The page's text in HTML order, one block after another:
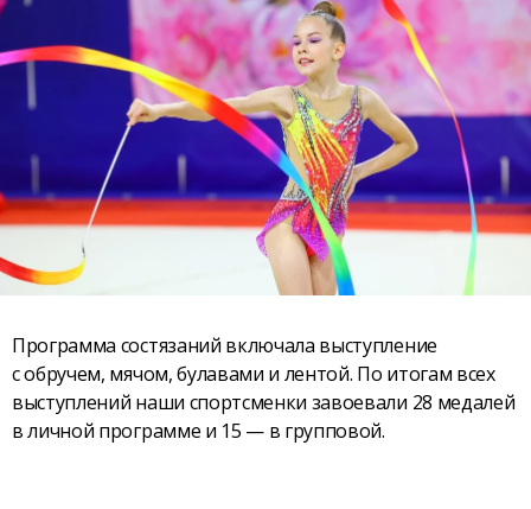
Программа состязаний включала выступление
с обручем, мячом, булавами и лентой. По итогам всех
выступлений наши спортсменки завоевали 28 медалей
в личной программе и 15 — в групповой.